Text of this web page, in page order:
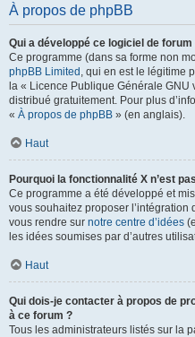
À propos de phpBB
Qui a développé ce logiciel de
Ce programme (dans sa forme non
phpBB Limited , qui en est le légitime
la « Licence Publique Générale GNU
distribué gratuitement. Pour plus
« À propos de phpBB » (en anglais).
Haut
Pourquoi la fonctionnalité X n’est
Ce programme a été développé et
vous souhaitez proposer
vous rendre sur notre centre d’idées
les idées soumises par d’autres
Haut
Qui dois-je contacter à propos de
à ce forum ?
Tous les administrateurs listés sur la